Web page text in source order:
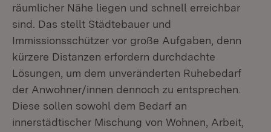
räumlicher Nähe liegen und schnell erreichbar
sind. Das stellt Städtebauer und
Immissionsschützer vor große Aufgaben, denn
kürzere Distanzen erfordern durchdachte
Lösungen, um dem unveränderten Ruhebedarf
der Anwohner/innen dennoch zu entsprechen.
Diese sollen sowohl dem Bedarf an
innerstädtischer Mischung von Wohnen, Arbeit,